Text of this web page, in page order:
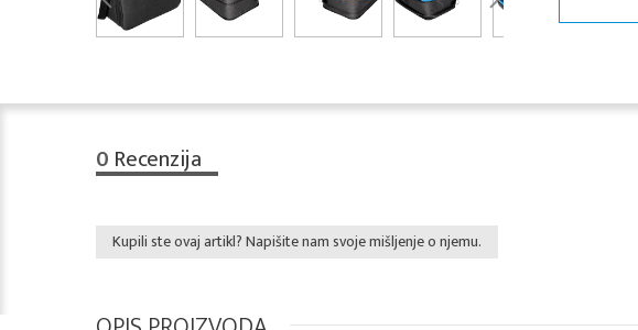
0 Recenzija
Kupili ste ovaj artikl? Napišite nam svoje mišljenje o njemu.